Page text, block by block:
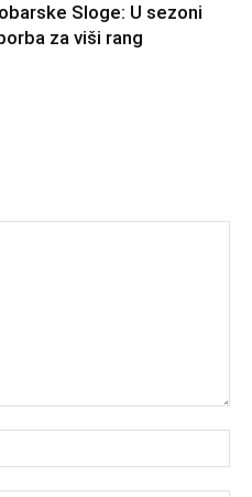
Sloge: U sezoni
za viši rang